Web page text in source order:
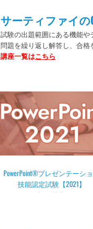
サーティファイの
試験の出題範囲にある機能
問題を繰り返し解答し、 合格
講座一覧はこちら
Excel®表計算処理技能認定試
級講座【2021】